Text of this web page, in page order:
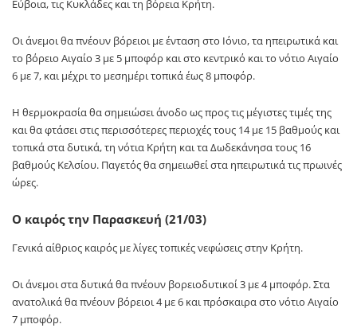
Εύβοια, τις Κυκλάδες και τη βόρεια Κρήτη.
Οι άνεμοι θα πνέουν βόρειοι με ένταση στο Ιόνιο, τα ηπειρωτικά και
το βόρειο Αιγαίο 3 με 5 μποφόρ και στο κεντρικό και το νότιο Αιγαίο
6 με 7, και μέχρι το μεσημέρι τοπικά έως 8 μποφόρ.
Η θερμοκρασία θα σημειώσει άνοδο ως προς τις μέγιστες τιμές της
και θα φτάσει στις περισσότερες περιοχές τους 14 με 15 βαθμούς και
τοπικά στα δυτικά, τη νότια Κρήτη και τα Δωδεκάνησα τους 16
βαθμούς Κελσίου. Παγετός θα σημειωθεί στα ηπειρωτικά τις πρωινές
ώρες.
Ο καιρός την Παρασκευή (21/03)
Γενικά αίθριος καιρός με λίγες τοπικές νεφώσεις στην Κρήτη.
Οι άνεμοι στα δυτικά θα πνέουν βορειοδυτικοί 3 με 4 μποφόρ. Στα
ανατολικά θα πνέουν βόρειοι 4 με 6 και πρόσκαιρα στο νότιο Αιγαίο
7 μποφόρ.